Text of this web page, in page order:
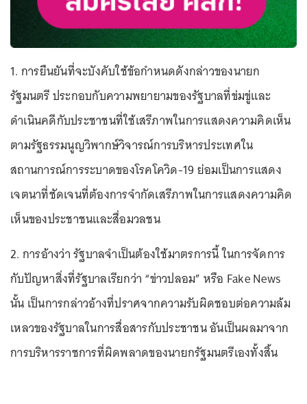
1. การยืนยันที่จะบังคับใช้ข้อกำหนดดังกล่าวของนายก
รัฐมนตรี ประกอบกับความพยายามของรัฐบาลที่ข่มขู่และ
ดำเนินคดีกับประชาชนที่ใช้เสรีภาพในการแสดงความคิดเห็น
ตามรัฐธรรมนูญวิพากษ์วิจารณ์การบริหารประเทศใน
สถานการณ์การระบาดของโรคโควิด-19 ย่อมเป็นการแสดง
เจตนาที่ชัดเจนที่ต้องการจำกัดเสรีภาพในการแสดงความคิด
เห็นของประชาชนและสื่อมวลชน
2. การอ้างว่า รัฐบาลจำเป็นต้องใช้มาตรการนี้ ในการจัดการ
กับปัญหาสิ่งที่รัฐบาลเรียกว่า “ข่าวปลอม” หรือ Fake News
นั้น เป็นการกล่าวอ้างที่ปราศจากความรับผิดชอบต่อความล้ม
เหลวของรัฐบาลในการสื่อสารกับประชาชน อันเป็นผลมาจาก
การบริหารราชการที่ผิดพลาดของนายกรัฐมนตรีเองทั้งสิ้น